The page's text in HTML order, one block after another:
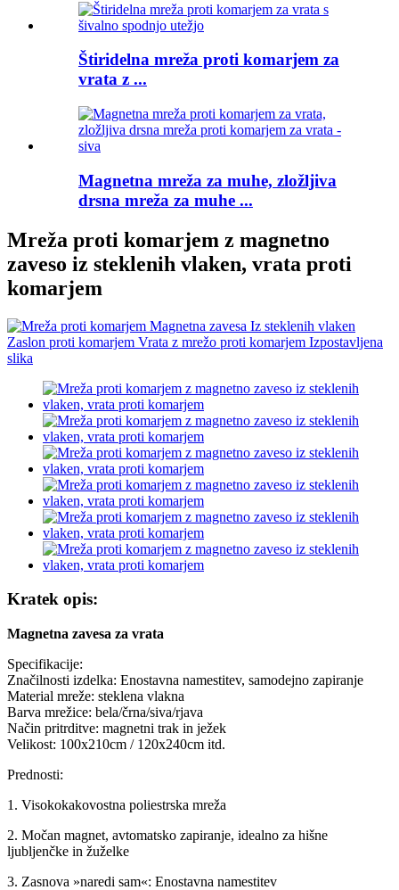
Štiridelna mreža proti komarjem za
vrata z ...
Magnetna mreža za muhe, zložljiva
drsna mreža za muhe ...
Mreža proti komarjem z magnetno
zaveso iz steklenih vlaken, vrata proti
komarjem
Kratek opis:
Magnetna zavesa za vrata
Specifikacije:
Značilnosti izdelka: Enostavna namestitev, samodejno zapiranje
Material mreže: steklena vlakna
Barva mrežice: bela/črna/siva/rjava
Način pritrditve: magnetni trak in ježek
Velikost: 100x210cm / 120x240cm itd.
Prednosti:
1. Visokokakovostna poliestrska mreža
2. Močan magnet, avtomatsko zapiranje, idealno za hišne
ljubljenčke in žuželke
3. Zasnova »naredi sam«: Enostavna namestitev